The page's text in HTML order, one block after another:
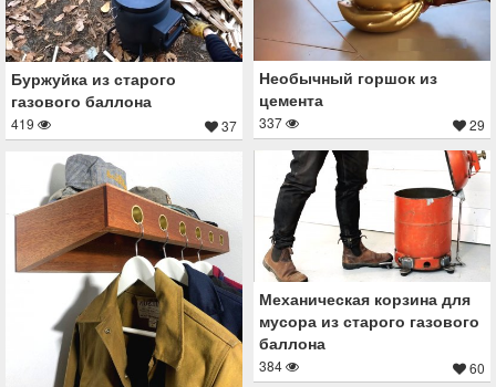
Необычный горшок из
цемента
337 29
Буржуйка из старого
газового баллона
419 37
Механическая корзина для
мусора из старого газового
баллона
384 60